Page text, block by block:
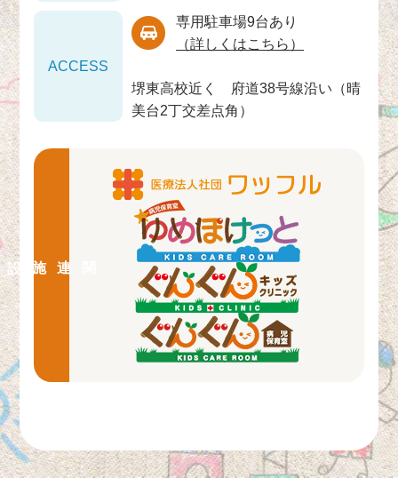
ACCESS
専用駐車場9台あり
（詳しくはこちら）
堺東高校近く 府道38号線沿い（晴
美台2丁交差点角）
関連施設